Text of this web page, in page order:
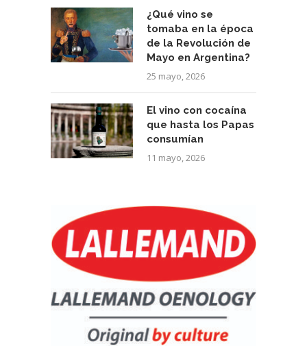
¿Qué vino se
tomaba en la época
de la Revolución de
Mayo en Argentina?
25 mayo, 2026
El vino con cocaína
que hasta los Papas
consumían
11 mayo, 2026